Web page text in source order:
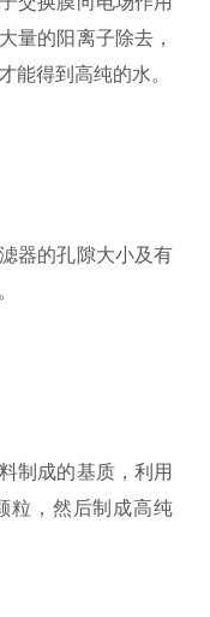
量的阳离子除去，
能得到高纯的水。
器的孔隙大小及有
制成的基质，利用
粒，然后制成高纯